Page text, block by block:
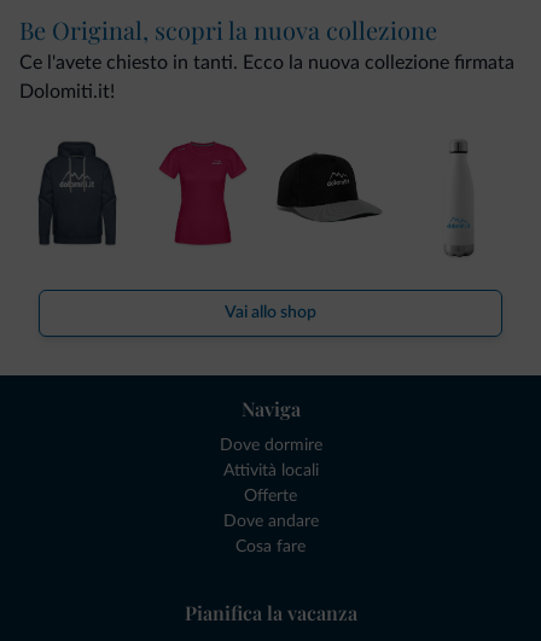
Be Original, scopri la nuova collezione
Ce l'avete chiesto in tanti. Ecco la nuova collezione firmata
Dolomiti.it!
Vai allo shop
Naviga
Dove dormire
Attività locali
Offerte
Dove andare
Cosa fare
Pianifica la vacanza